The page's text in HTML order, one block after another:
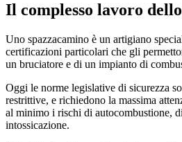
Il complesso lavoro
Uno spazzacamino è un artigiano
certificazioni particolari che gli
un bruciatore e di un impianto di
Oggi le norme legislative di sicurezza
restrittive, e richiedono la massima
al minimo i rischi di autocombustione,
intossicazione.